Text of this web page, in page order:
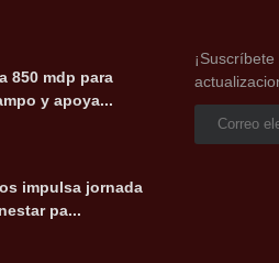
850 mdp para
y apoya...
impulsa jornada
pa...